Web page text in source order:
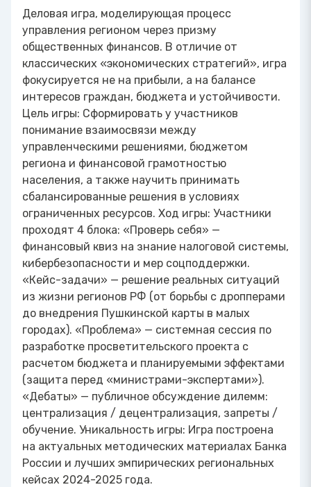
Деловая игра, моделирующая процесс
управления регионом через призму
общественных финансов. В отличие от
классических «экономических стратегий», игра
фокусируется не на прибыли, а на балансе
интересов граждан, бюджета и устойчивости.
Цель игры: Сформировать у участников
понимание взаимосвязи между
управленческими решениями, бюджетом
региона и финансовой грамотностью
населения, а также научить принимать
сбалансированные решения в условиях
ограниченных ресурсов. Ход игры: Участники
проходят 4 блока: «Проверь себя» —
финансовый квиз на знание налоговой системы,
кибербезопасности и мер соцподдержки.
«Кейс-задачи» — решение реальных ситуаций
из жизни регионов РФ (от борьбы с дропперами
до внедрения Пушкинской карты в малых
городах). «Проблема» — системная сессия по
разработке просветительского проекта с
расчетом бюджета и планируемыми эффектами
(защита перед «министрами-экспертами»).
«Дебаты» — публичное обсуждение дилемм:
централизация / децентрализация, запреты /
обучение. Уникальность игры: Игра построена
на актуальных методических материалах Банка
России и лучших эмпирических региональных
кейсах 2024-2025 года.